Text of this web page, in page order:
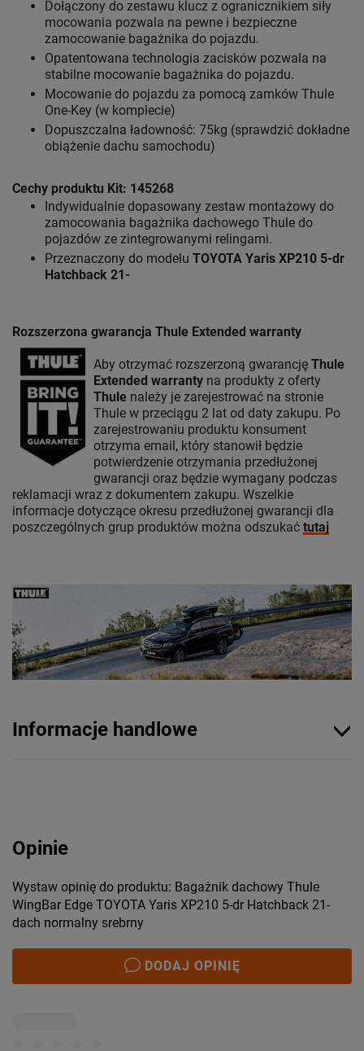
Dołączony do zestawu klucz z ogranicznikiem siły
mocowania pozwala na pewne i bezpieczne
zamocowanie bagażnika do pojazdu.
Opatentowana technologia zacisków pozwala na
stabilne mocowanie bagażnika do pojazdu.
Mocowanie do pojazdu za pomocą zamków Thule
One-Key (w komplecie)
Dopuszczalna ładowność: 75kg (sprawdzić dokładne
obiążenie dachu samochodu)
Cechy produktu Kit: 145268
Indywidualnie dopasowany zestaw montażowy do
zamocowania bagażnika dachowego Thule do
pojazdów ze zintegrowanymi relingami.
Przeznaczony do modelu TOYOTA Yaris XP210 5-dr
Hatchback 21-
Rozszerzona gwarancja Thule Extended warranty
Aby otrzymać rozszerzoną gwarancję Thule
Extended warranty na produkty z oferty
Thule należy je zarejestrować na stronie
Thule w przeciągu 2 lat od daty zakupu. Po
zarejestrowaniu produktu konsument
otrzyma email, który stanowił będzie
potwierdzenie otrzymania przedłużonej
gwarancji oraz będzie wymagany podczas
reklamacji wraz z dokumentem zakupu. Wszelkie
informacje dotyczące okresu przedłużonej gwarancji dla
poszczególnych grup produktów można odszukać tutaj
Informacje handlowe
Opinie
Wystaw opinię do produktu: Bagażnik dachowy Thule
WingBar Edge TOYOTA Yaris XP210 5-dr Hatchback 21-
dach normalny srebrny
DODAJ OPINIĘ